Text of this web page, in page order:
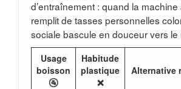
d’entraînement : quand la
remplit de tasses personnelles
sociale bascule en douceur vers le
Usage
boisson
🚰
Habitude
plastique
❌
Alternative